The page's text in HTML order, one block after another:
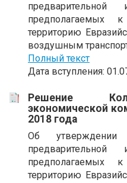
предполагаемых
территорию
воздушным
Полный текст
Дата вступления:
Решение
экономической
2018 года
Об утверждении
предполагаемых
территорию